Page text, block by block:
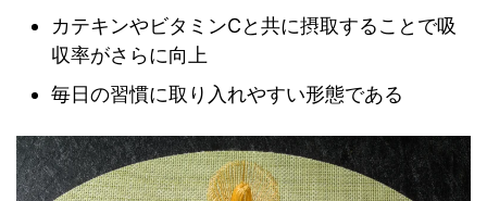
カテキンやビタミンCと共に摂取することで吸
収率がさらに向上
毎日の習慣に取り入れやすい形態である